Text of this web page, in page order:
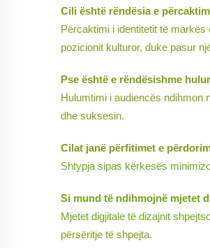
Cili është rëndësia e
Përcaktimi i identitetit të
pozicionit kulturor, duke pasur
Pse është e rëndësishme
Hulumtimi i audiencës ndihmon
dhe suksesin.
Cilat janë përfitimet e
Shtypja sipas kërkesës
Si mund të ndihmojnë mjetet
Mjetet digjitale të dizajnit
përsëritje të shpejta.